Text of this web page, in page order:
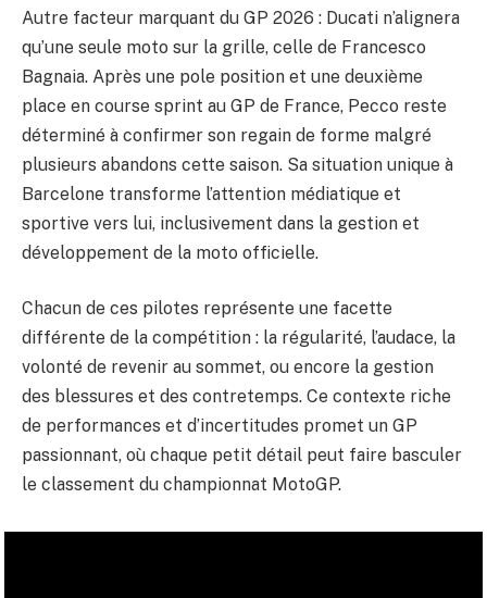
Autre facteur marquant du GP 2026 : Ducati n’alignera
qu’une seule moto sur la grille, celle de Francesco
Bagnaia. Après une pole position et une deuxième
place en course sprint au GP de France, Pecco reste
déterminé à confirmer son regain de forme malgré
plusieurs abandons cette saison. Sa situation unique à
Barcelone transforme l’attention médiatique et
sportive vers lui, inclusivement dans la gestion et
développement de la moto officielle.
Chacun de ces pilotes représente une facette
différente de la compétition : la régularité, l’audace, la
volonté de revenir au sommet, ou encore la gestion
des blessures et des contretemps. Ce contexte riche
de performances et d’incertitudes promet un GP
passionnant, où chaque petit détail peut faire basculer
le classement du championnat MotoGP.